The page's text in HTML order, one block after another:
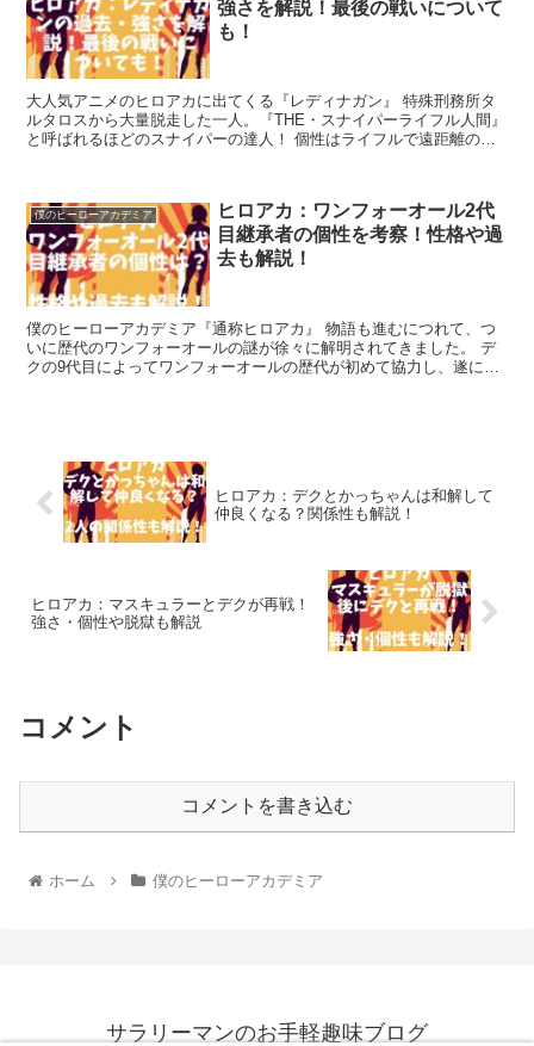
強さを解説！最後の戦いについて
も！
大人気アニメのヒロアカに出てくる『レディナガン』 特殊刑務所タ
ルタロスから大量脱走した一人。『THE・スナイパーライフル人間』
と呼ばれるほどのスナイパーの達人！ 個性はライフルで遠距離の個
僕のヒーローアカデミア
ヒロアカ：ワンフォーオール2代
目継承者の個性を考察！性格や過
去も解説！
僕のヒーローアカデミア『通称ヒロアカ』 物語も進むにつれて、つ
いに歴代のワンフォーオールの謎が徐々に解明されてきました。 デ
クの9代目によってワンフォーオールの歴代が初めて協力し、遂に長
ヒロアカ：デクとかっちゃんは和解して
仲良くなる？関係性も解説！
ヒロアカ：マスキュラーとデクが再戦！
強さ・個性や脱獄も解説
コメント
コメントを書き込む
ホーム 僕のヒーローアカデミア
サラリーマンのお手軽趣味ブログ